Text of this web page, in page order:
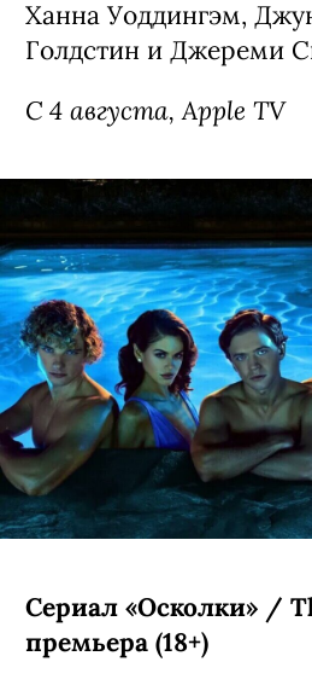
Ханна Уоддингэм,
Голдстин и Джереми
С 4 августа, Apple TV
Сериал «Осколки» /
премьера (18+)